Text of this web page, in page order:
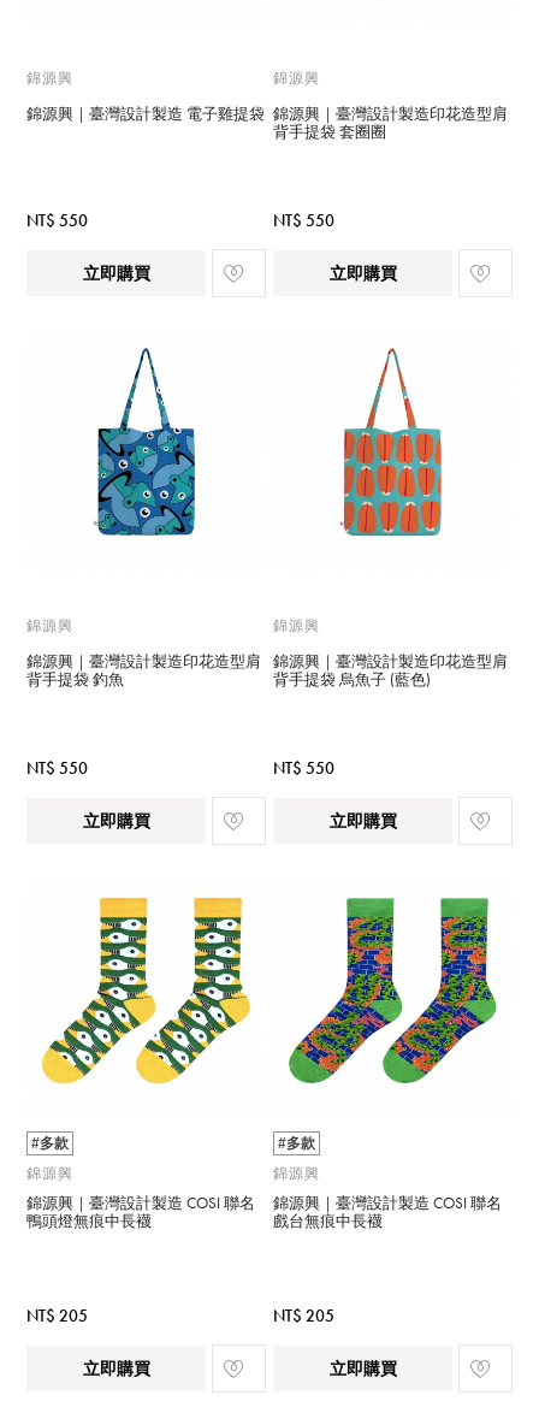
錦源興
錦源興｜臺灣設計製造 電子雞提袋
NT$ 550
立即購買
錦源興
錦源興｜臺灣設計製造印花造型肩
背手提袋 套圈圈
NT$ 550
立即購買
錦源興
錦源興｜臺灣設計製造印花造型肩
背手提袋 釣魚
NT$ 550
立即購買
錦源興
錦源興｜臺灣設計製造印花造型肩
背手提袋 烏魚子 (藍色)
NT$ 550
立即購買
#多款
錦源興
錦源興｜臺灣設計製造 COSI 聯名
鴨頭燈無痕中長襪
NT$ 205
立即購買
#多款
錦源興
錦源興｜臺灣設計製造 COSI 聯名
戲台無痕中長襪
NT$ 205
立即購買